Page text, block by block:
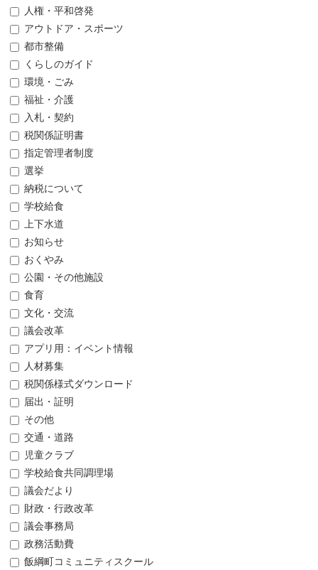
人権・平和啓発
アウトドア・スポーツ
都市整備
くらしのガイド
環境・ごみ
福祉・介護
入札・契約
税関係証明書
指定管理者制度
選挙
納税について
学校給食
上下水道
お知らせ
おくやみ
公園・その他施設
食育
文化・交流
議会改革
アプリ用：イベント情報
人材募集
税関係様式ダウンロード
届出・証明
その他
交通・道路
児童クラブ
学校給食共同調理場
議会だより
財政・行政改革
議会事務局
政務活動費
飯綱町コミュニティスクール